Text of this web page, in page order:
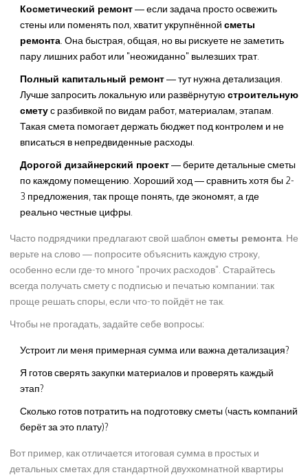
Косметический ремонт— если задача просто освежить
стены или поменять пол, хватит укрупнённой сметы
ремонта . Она быстрая, общая, но вы рискуете не заметить
пару лишних работ или "неожиданно" вылезших трат.
Полный капитальный ремонт— тут нужна детализация.
Лучше запросить локальную или развёрнутую строительную
сметус разбивкой по видам работ, материалам, этапам.
Такая смета помогает держать бюджет под контролем и не
вписаться в непредвиденные расходы.
Дорогой дизайнерский проект— берите детальные сметы
по каждому помещению. Хороший ход — сравнить хотя бы 2-
3 предложения, так проще понять, где экономят, а где
реально честные цифры.
Часто подрядчики предлагают свой шаблон сметы ремонта . Не
верьте на слово — попросите объяснить каждую строку,
особенно если где-то много "прочих расходов". Старайтесь
всегда получать смету с подписью и печатью компании: так
проще решать споры, если что-то пойдёт не так.
Чтобы не прогадать, задайте себе вопросы:
Устроит ли меня примерная сумма или важна детализация?
Я готов сверять закупки материалов и проверять каждый
этап?
Сколько готов потратить на подготовку сметы (часть компаний
берёт за это плату)?
Вот пример, как отличается итоговая сумма в простых и
детальных сметах для стандартной двухкомнатной квартиры